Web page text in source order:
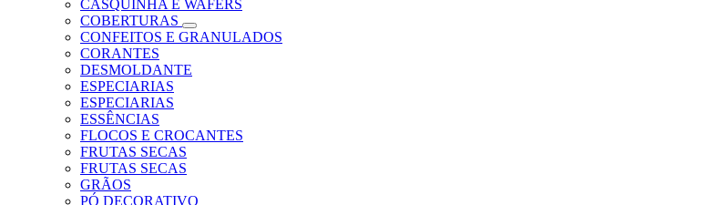
CASQUINHA E WAFERS
COBERTURAS
CONFEITOS E GRANULADOS
CORANTES
DESMOLDANTE
ESPECIARIAS
ESPECIARIAS
ESSÊNCIAS
FLOCOS E CROCANTES
FRUTAS SECAS
FRUTAS SECAS
GRÃOS
PÓ DECORATIVO